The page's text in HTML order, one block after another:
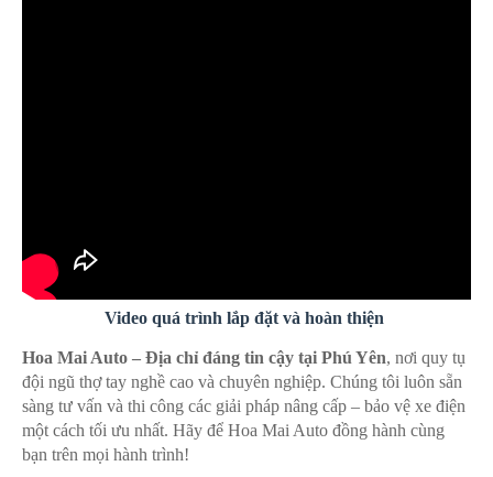
Video quá trình lắp đặt và hoàn thiện
Hoa Mai Auto – Địa chỉ đáng tin cậy tại Phú Yên, nơi quy tụ
đội ngũ thợ tay nghề cao và chuyên nghiệp. Chúng tôi luôn sẵn
sàng tư vấn và thi công các giải pháp nâng cấp – bảo vệ xe điện
một cách tối ưu nhất. Hãy để Hoa Mai Auto đồng hành cùng
bạn trên mọi hành trình!